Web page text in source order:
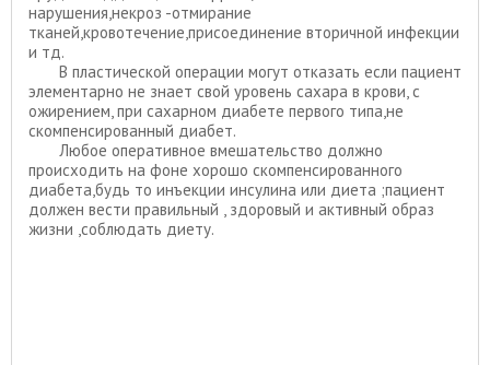
нарушения,некроз -отмирание
тканей,кровотечение,присоединение вторичной инфекции
и тд.
В пластической операции могут отказать если пациент
элементарно не знает свой уровень сахара в крови, с
ожирением, при сахарном диабете первого типа,не
скомпенсированный диабет.
Любое оперативное вмешательство должно
происходить на фоне хорошо скомпенсированного
диабета,будь то инъекции инсулина или диета ;пациент
должен вести правильный , здоровый и активный образ
жизни ,соблюдать диету.